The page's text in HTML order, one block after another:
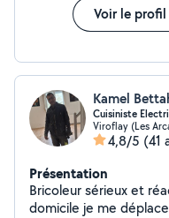
Voir le profil
Kamel
Cuisiniste
Viroflay (Les
4,8/5 (41
Présentation
Bricoleur sérieux et
domicile je me